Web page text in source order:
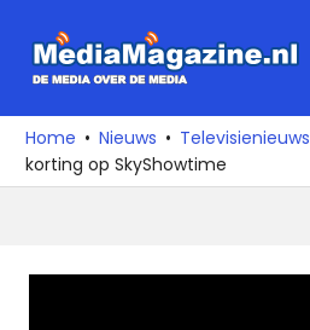
naar
media
over
de
Home Nieuws Televisienieuws
korting op SkyShowtime